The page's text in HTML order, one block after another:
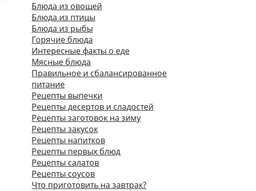
Блюда из овощей
Блюда из птицы
Блюда из рыбы
Горячие блюда
Интересные факты о еде
Мясные блюда
Правильное и сбалансированное
питание
Рецепты выпечки
Рецепты десертов и сладостей
Рецепты заготовок на зиму
Рецепты закусок
Рецепты напитков
Рецепты первых блюд
Рецепты салатов
Рецепты соусов
Что приготовить на завтрак?